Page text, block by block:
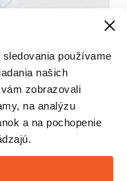
používame
našich
zobrazovali
na analýzu
a na pochopenie
KOŠEĽA –